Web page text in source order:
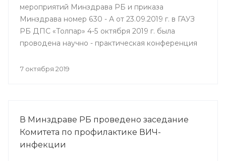
мероприятий Минздрава РБ и приказа
Минздрава номер 630 - А от 23.09.2019 г. в ГАУЗ
РБ ДПС «Толпар» 4-5 октября 2019 г. была
проводена научно - практическая конференция
лечения в детских противотуберкулёзных
7 октября 2019
В Минздраве РБ проведено заседание
Комитета по профилактике ВИЧ-
инфекции